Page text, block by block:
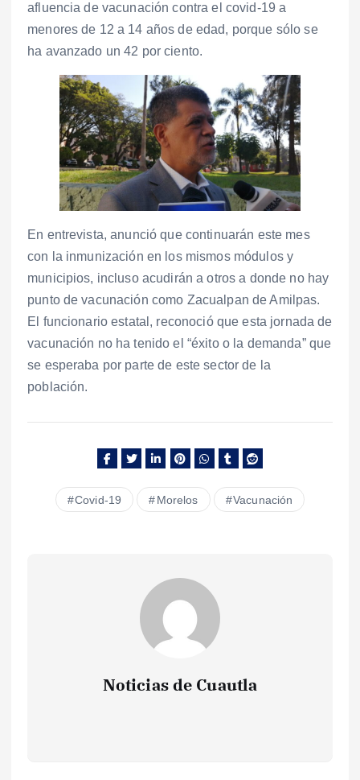
afluencia de vacunación contra el covid-19 a
menores de 12 a 14 años de edad, porque sólo se
ha avanzado un 42 por ciento.
En entrevista, anunció que continuarán este mes
con la inmunización en los mismos módulos y
municipios, incluso acudirán a otros a donde no hay
punto de vacunación como Zacualpan de Amilpas.
El funcionario estatal, reconoció que esta jornada de
vacunación no ha tenido el “éxito o la demanda” que
se esperaba por parte de este sector de la
población.
Covid-19 Morelos Vacunación
Noticias de Cuautla